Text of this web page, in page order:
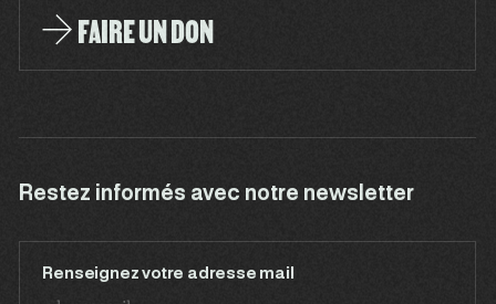
FAIRE UN DON
Restez informés avec notre newsletter
Renseignez votre adresse mail